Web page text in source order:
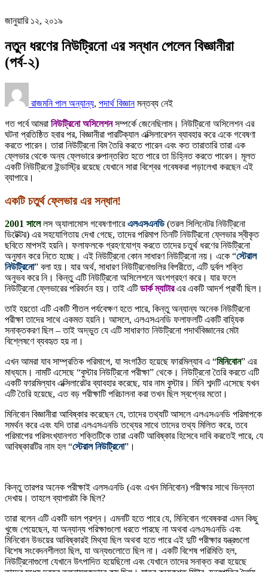
জানুয়ারি ১২, ২০১৯
নতুন ধরণের নিউট্রিনো এর সন্ধান পেলেন বিজ্ঞানীরা
(পর্ব-২)
রাজমনি পাল অন্যান্য, পদার্থ বিজ্ঞান মন্তব্য নেই
গত পর্বে আমরা নিউট্রিনো অসিলেশনসম্পর্কে জেনেছিলাম। নিউট্রিনো অসিলেশন এর
ঘটনা প্রতিষ্ঠিত হবার পর, বিজ্ঞানীরা পারটিক্যাল এক্সিলারেশন ব্যাবহার করে একে গবেষণা
করতে পারেন। তারা নিউট্রিনো বিম তৈরি করতে পারেন এবং কত তারাতারি তারা এক
ফ্লেভার থেকে অন্য ফ্লেভারে রুপান্তরিত হতে পারে তা চিহ্নিত করতে পারেন। মূলত
একটি নিউট্রিনো ইন্ডাস্ট্রি রয়েছে যেখানে সারা বিশ্বের গবেষকরা পড়ালেখা করছেন এই
ব্যাপারে।
একটি চতুর্থ ফ্লেভার এর সন্ধান!
2001 সালেলস অ্যালামোস গবেষণাগারেএলএসএনডি (তরল সিলিনেটর নিউট্রিনো
ডিটেক্টর) এর সহযোগিতায় দেখা গেছে, তাদের পরিমাপ তিনটি নিউট্রিনো ফ্লেভার স্বীকৃত
ছবিতে মাপসই হয়নি। ফলাফলকে গ্রহণযোগ্য করতে তাদের চতুর্থ ধরণের নিউট্রিনো
অনুমান করে নিতে হচ্ছে। এই নিউট্রিনো কোন সাধারণ নিউট্রিনো নয়। একে “স্টেরাল
নিউট্রিনো” বলা হয়। যার অর্থ, সাধারণ নিউট্রিনোগুলির বিপরীতে, এটি দুর্বল শক্তি
অনুভব করে নি। কিন্তু এটি নিউট্রিনো অসিলেশনে অংশগ্রহণ করে। যার ফলে
নিউট্রিনো ফ্লেভারের পরিবর্তন হয়। তাই এটিডার্ক ম্যাটারএর একটি আদর্শ প্রার্থী ছিল।
তাই হয়তো এটি একটি শীতল পর্যবেক্ষণ হতে পারে, কিন্তু অন্যান্য অনেক নিউট্রিনো
পরীক্ষা তাদের সাথে একমত হয়নি। আসলে, এলএসএনডি ফলাফলটি একটি বাহ্যিক
সনাক্তকরণ ছিল – তাই অদ্ভুত যে এটি সাধারণত নিউট্রিনো পদার্থবিজ্ঞানের মেটা
বিশ্লেষণে ব্যবহৃত হয় না।
এখন আমরা যাব সাম্প্রতিক পরিমাপে, যা সংগঠিত হয়েছে ফারমিল্যাব এ “মিনিবোন” এর
মাধ্যমে। নামটি এসেছে “বুস্টার নিউট্রিনো পরীক্ষা” থেকে। নিউট্রিনো তৈরি করতে এটি
একটি ফারমিল্যাব এক্সিলারেটর ব্যাবহার করেছে, যার নাম বুস্টার। মিনি শব্দটি এসেছে যখন
এটি তৈরি হয়েছে, এত বড় পরীক্ষাটি পরিচালনা করা তখন ছিল স্বপ্নের মতো।
মিনিবোন বিজ্ঞানীরা আবিষ্কার করেছেন যে, তাদের তথ্যটি আসলে এলএসএনডি পরিমাপকে
সমর্থন করে এবং যদি তারা এলএসএনডি তথ্যের সাথে তাদের তথ্য মিলিত করে, তবে
পরিমাপের পরিসংখ্যানগত শক্তিটিকে তারা একটি আবিষ্কার হিসেবে দাবি করতেই পারে, যে
আবিষ্কারটির নাম হল “স্টেরাল নিউট্রিনো”।
কিন্তু তারপর অনেক পরীক্ষাই এলসএনডি (এবং এখন মিনিবোন) পরীক্ষার সাথে ভিন্নতা
দেখায়। তাহলে ব্যাপারটা কি ছিল?
তারা বলেন এটি একটি ভাল প্রশ্ন। এমনটি হতে পারে যে, মিনিবোন গবেষকরা এমন কিছু
খুজে পেয়েছেন, যা অন্যান্য পরিক্ষাগুলো ধরতে পারছে না অথবা এলএসএনডি এবং
মিনিবোন উভয়ের আবিষ্কারই মিথ্যা ছিল অথবা হতে পারে এই দুটি পরীক্ষার যন্ত্রগুলো
বিশেষ সংবেদনশীলতা ছিল, যা অন্যগুলোতে ছিল না। একটি বিশেষ পরিমিতি হল,
নিউট্রিনোগুলো যেখানে উৎপাদিত হয়েছিলো এবং যেখানে তাদের সনাক্ত করা হয়েছে